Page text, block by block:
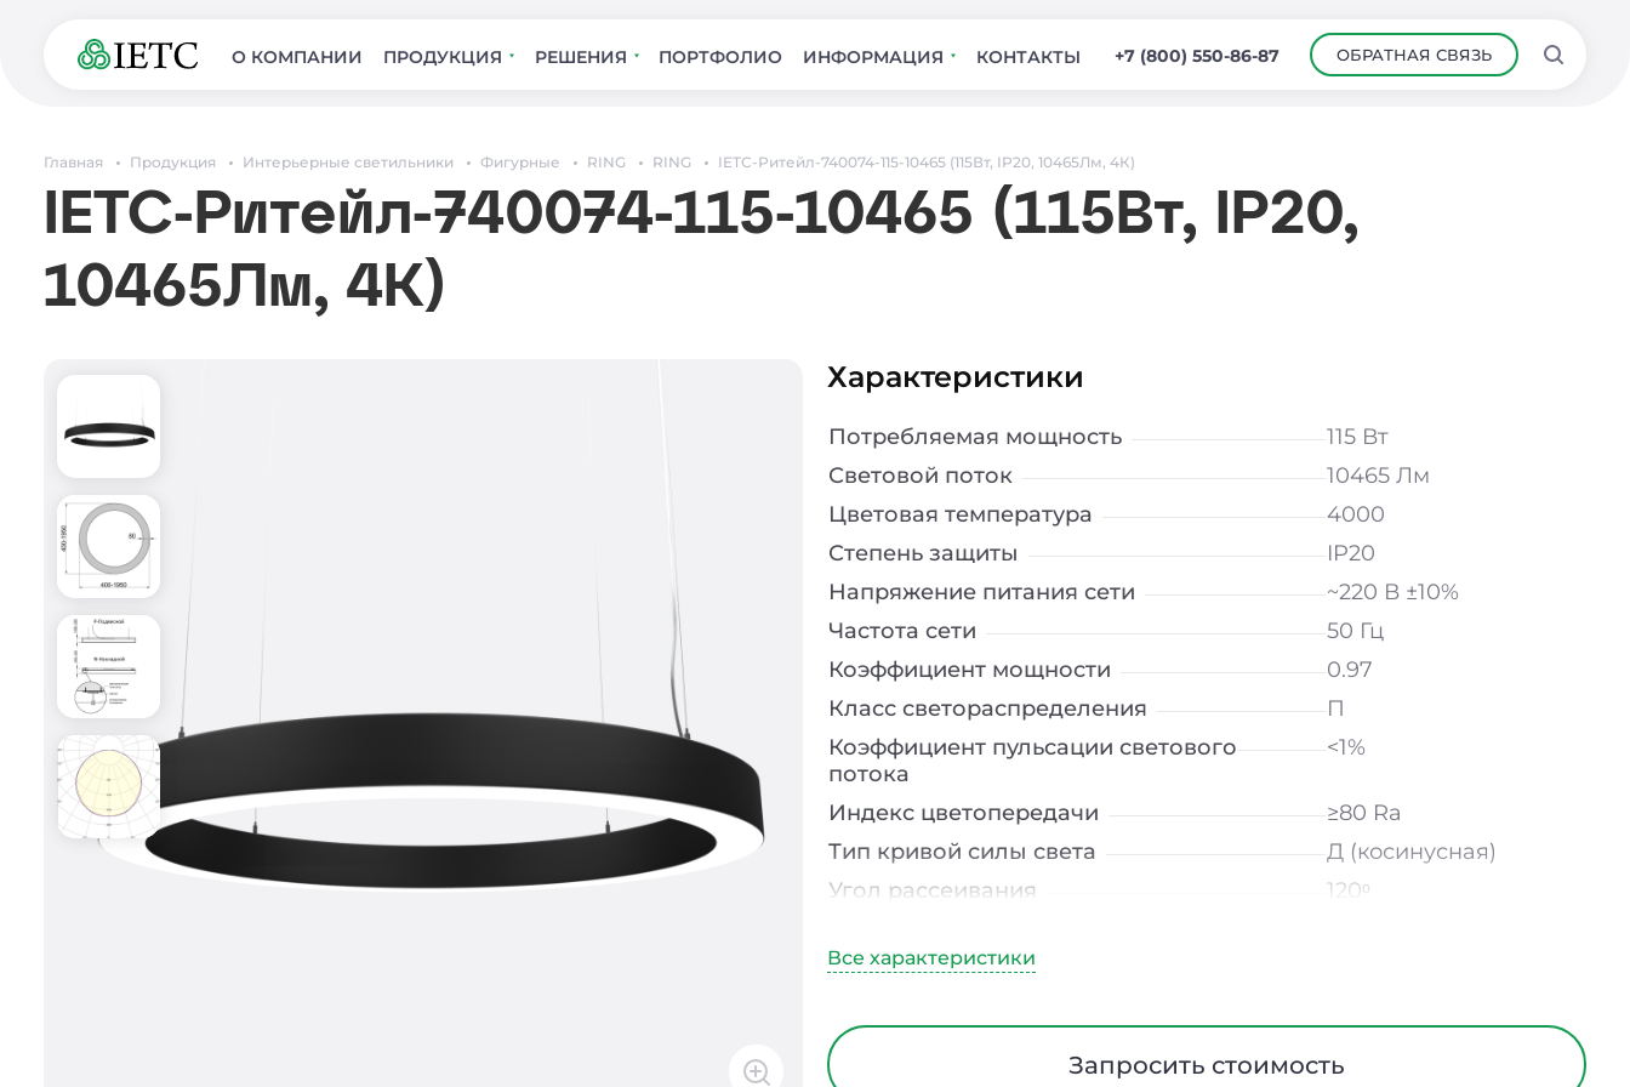
О КОМПАНИИ ПРОДУКЦИЯ РЕШЕНИЯ ПОРТФОЛИО ИНФОРМАЦИЯ КОНТАКТЫ +7 (800) 550-86-87 ОБРАТНАЯ СВЯЗЬ
Главная Продукция Интерьерные светильники Фигурные RING RING IETC-Ритейл-740074-115-10465 (115Вт, IP20, 10465Лм, 4К)
IETC-Ритейл-740074-115-10465 (115Вт, IP20,
10465Лм, 4К)
Характеристики
Потребляемая мощность
115 Вт
Световой поток
10465 Лм
Цветовая температура
4000
Степень защиты
IP20
Напряжение питания сети
~220 В ±10%
Частота сети
50 Гц
Коэффициент мощности
0.97
Класс светораспределения
П
Коэффициент пульсации светового
потока
<1%
Индекс цветопередачи
≥80 Ra
Тип кривой силы света
Д (косинусная)
Угол рассеивания
120ᵒ
Диапазон рабочих температур
Класс защиты от электрического тока
Запросить стоимость